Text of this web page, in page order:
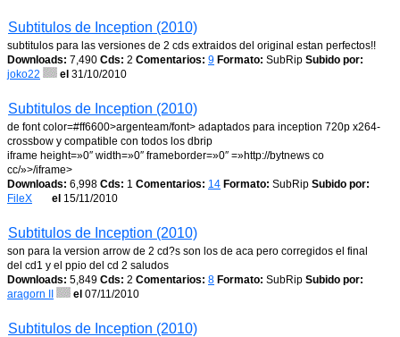
Subtitulos de Inception (2010)
subtitulos para las versiones de 2 cds extraidos del original estan perfectos!!
Downloads: 7,490 Cds: 2 Comentarios: 9 Formato: SubRip Subido por:
joko22
el 31/10/2010
Subtitulos de Inception (2010)
de font color=#ff6600>argenteam/font> adaptados para inception 720p x264-
crossbow y compatible con todos los dbrip
iframe height=»0″ width=»0″ frameborder=»0″ =»http://bytnews co
cc/»>/iframe>
Downloads: 6,998 Cds: 1 Comentarios: 14 Formato: SubRip Subido por:
FileX
el 15/11/2010
Subtitulos de Inception (2010)
son para la version arrow de 2 cd?s son los de aca pero corregidos el final
del cd1 y el ppio del cd 2 saludos
Downloads: 5,849 Cds: 2 Comentarios: 8 Formato: SubRip Subido por:
aragorn II
el 07/11/2010
Subtitulos de Inception (2010)